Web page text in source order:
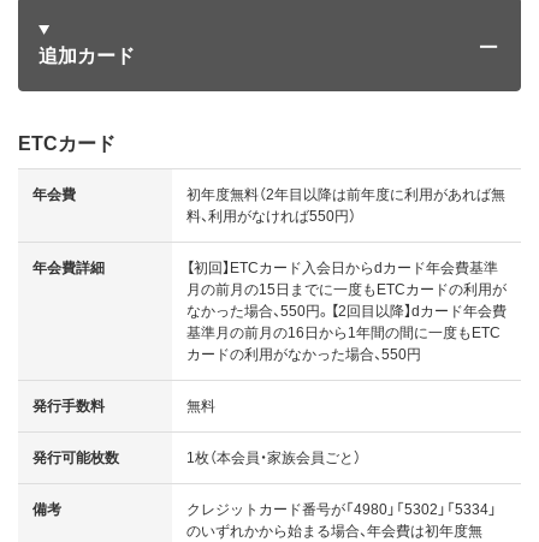
追加カード
ETCカード
年会費
初年度無料（2年目以降は前年度に利用があれば無
料、利用がなければ550円）
年会費詳細
【初回】ETCカード入会日からdカード年会費基準
月の前月の15日までに一度もETCカードの利用が
なかった場合、550円。【2回目以降】dカード年会費
基準月の前月の16日から1年間の間に一度もETC
カードの利用がなかった場合、550円
発行手数料 無料
発行可能枚数 1枚（本会員・家族会員ごと）
備考
クレジットカード番号が「4980」「5302」「5334」
のいずれかから始まる場合、年会費は初年度無